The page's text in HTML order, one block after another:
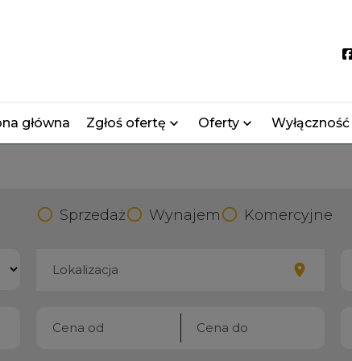
główna Zgłoś ofertę Oferty Wyłączność
Sprzedaż Wynajem Komercyjne